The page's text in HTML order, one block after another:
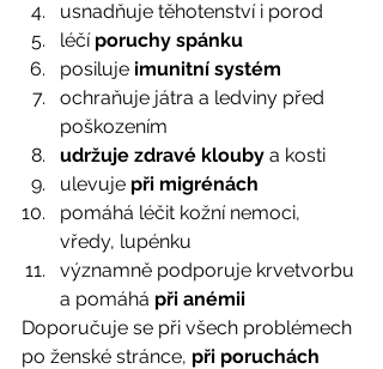
usnadňuje těhotenství i porod
léčí poruchy spánku
posiluje imunitní systém
ochraňuje játra a ledviny před
poškozením
udržuje zdravé klouby a kosti
ulevuje při migrénách
pomáhá léčit kožní nemoci,
vředy, lupénku
významně podporuje krvetvorbu
a pomáhá při anémii
Doporučuje se při všech problémech
po ženské stránce, při poruchách